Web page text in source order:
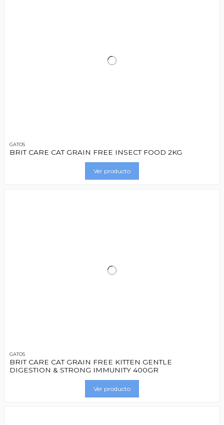
GATOS
BRIT CARE CAT GRAIN FREE INSECT FOOD 2KG
Ver producto
GATOS
BRIT CARE CAT GRAIN FREE KITTEN GENTLE
DIGESTION & STRONG IMMUNITY 400GR
Ver producto